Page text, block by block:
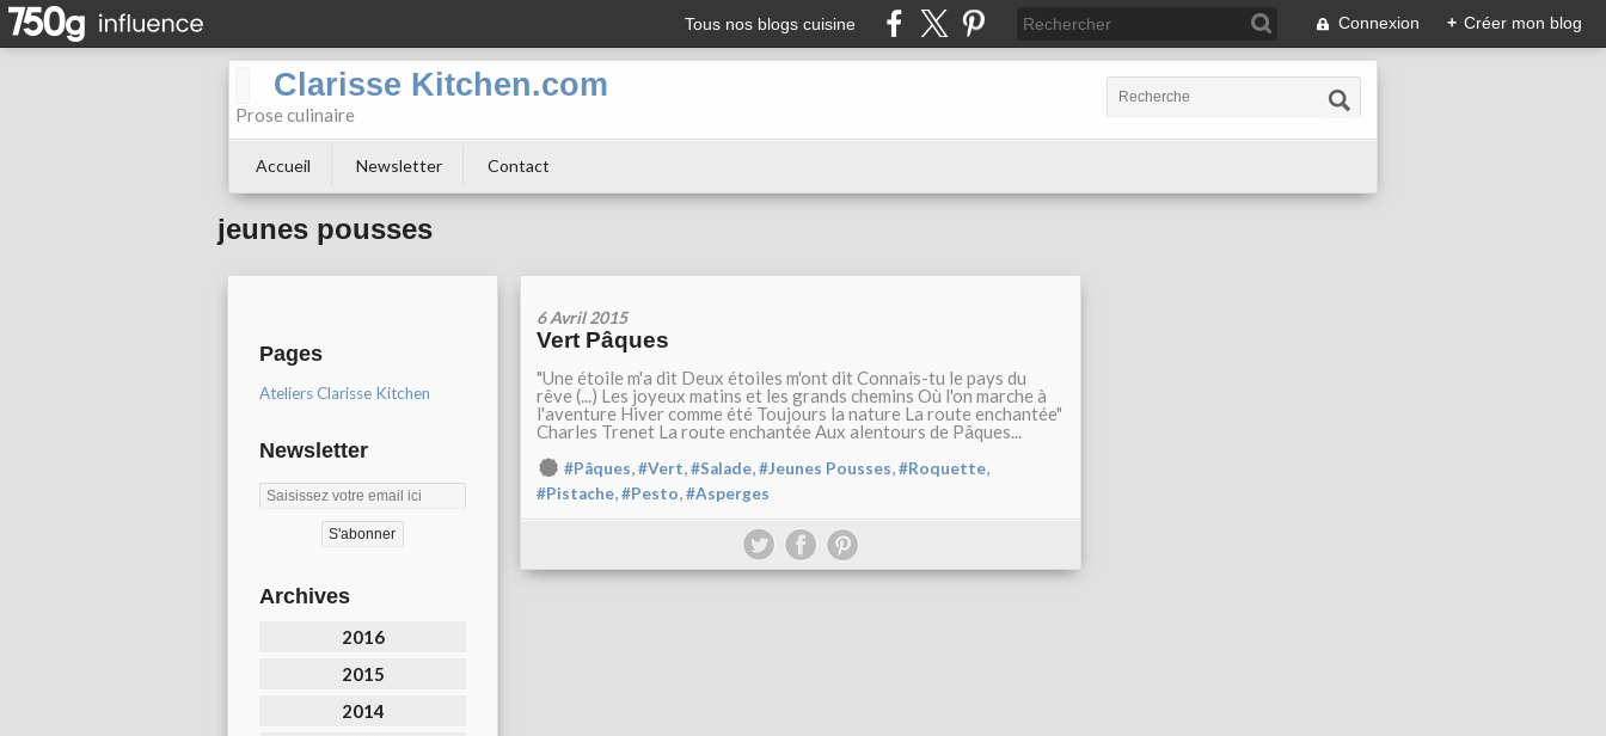
Tous nos blogs cuisine Connexion + Créer mon blog
Clarisse Kitchen.com
Prose culinaire
Accueil Newsletter Contact
jeunes pousses
Pages
Ateliers Clarisse Kitchen
Newsletter
Archives
2016
2015
2014
6 Avril 2015
Vert Pâques
"Une étoile m'a dit Deux étoiles m'ont dit Connais-tu le pays du
rêve (...) Les joyeux matins et les grands chemins Où l'on marche à
l'aventure Hiver comme été Toujours la nature La route enchantée"
Charles Trenet La route enchantée Aux alentours de Pâques...
#Pâques,#Vert,#Salade,#Jeunes Pousses,#Roquette,
#Pistache,#Pesto,#Asperges